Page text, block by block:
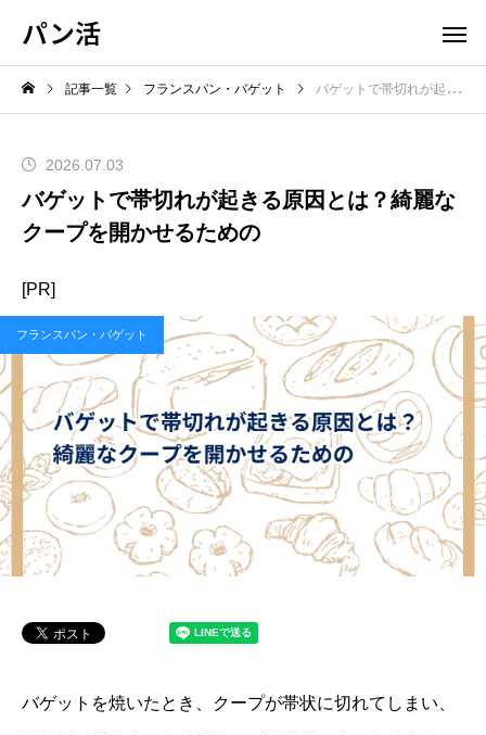
パン活
記事一覧 フランスパン・バゲット バゲットで帯切れが起きる原因とは？綺麗なクープを開かせるための
2026.07.03
バゲットで帯切れが起きる原因とは？綺麗な
クープを開かせるための
[PR]
フランスパン・バゲット
バゲットを焼いたとき、クープが帯状に切れてしまい、